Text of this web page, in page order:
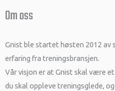
Om oss
Gnist ble startet høsten 2012 av
erfaring fra treningsbransjen.
Vår visjon er at Gnist skal være
du skal oppleve treningsglede,